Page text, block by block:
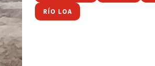
RÍO LOA